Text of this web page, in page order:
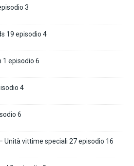
3
19 episodio 4
1 episodio 6
4
6
Unità vittime speciali 27 episodio 16